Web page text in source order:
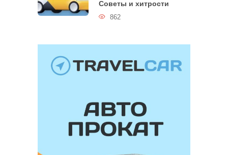
Советы и хитрости
862